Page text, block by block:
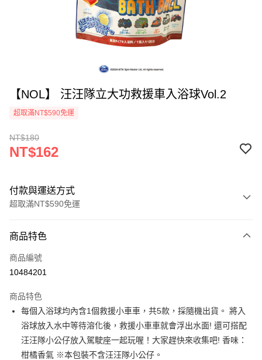
【NOL】 汪汪隊立大功救援車入浴球Vol.2
超取滿NT$590免運
NT$180
NT$162
付款與運送方式
超取滿NT$590免運
信用卡一次付款
超商取貨付款
Apple Pay
街口支付
悠遊付
商品特色
商品編號
10484201
商品特色
每個入浴球均內含1個救援小車車，共5款，採隨機出貨。 將入
浴球放入水中等待溶化後，救援小車車就會浮出水面! 還可搭配
汪汪隊小公仔放入駕駛座一起玩喔！大家趕快來收集吧! 香味：
柑橘香氣 ※本包裝不含汪汪隊小公仔。